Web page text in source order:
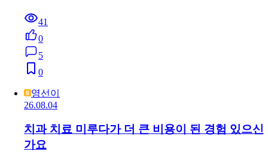
41
0
5
0
영선이
26.08.04
치과 치료 미루다가 더 큰 비용이 된 경험 있으신
가요